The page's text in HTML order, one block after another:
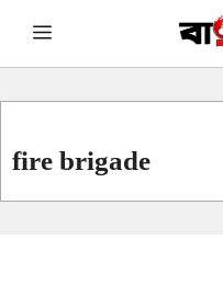
Skip Menu
fire brigade